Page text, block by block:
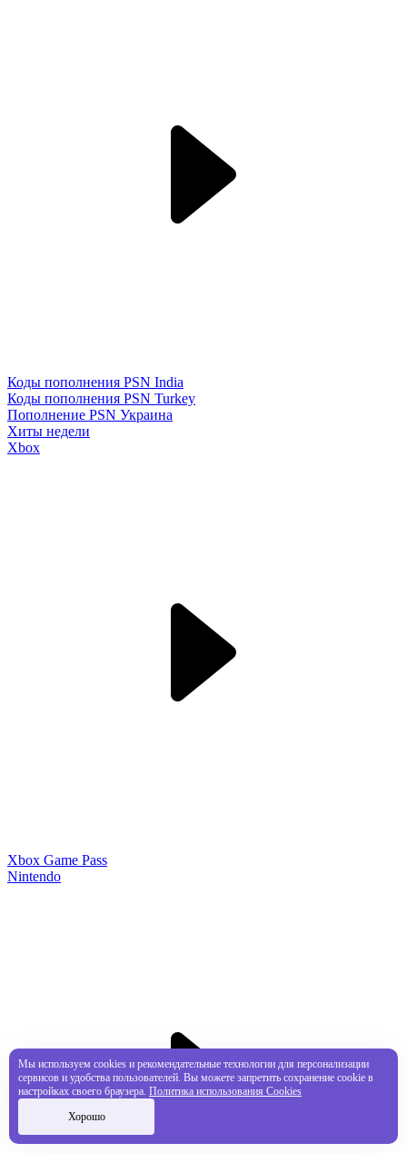
Коды пополнения PSN India
Коды пополнения PSN Turkey
Пополнение PSN Украина
Хиты недели
Xbox
Xbox Game Pass
Nintendo
Мы используем cookies и рекомендательные технологии для персонализации
сервисов и удобства пользователей. Вы можете запретить сохранение cookie в
настройках своего браузера. Политика использования Cookies
Хорошо